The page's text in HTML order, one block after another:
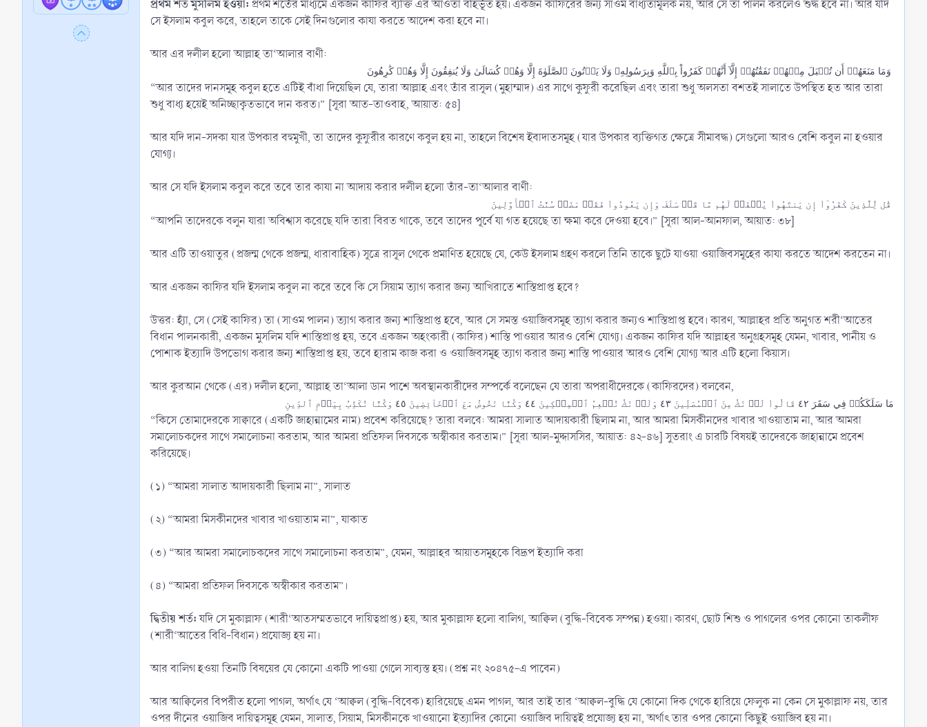
প্রথম শর্ত মুসলিম হওয়া: প্রথম শর্তের মাধ্যমে একজন কাফির ব্যক্তি এর আওতা বহির্ভূত হয়। একজন কাফিরের জন্য সাওম বাধ্যতামূলক নয়, আর সে তা পালন করলেও শুদ্ধ হবে না। আর যদি
সে ইসলাম কবুল করে, তাহলে তাকে সেই দিনগুলোর কাযা করতে আদেশ করা হবে না।
আর এর দলীল হলো আল্লাহ তা‘আলার বাণী:
“আর তাদের দানসমূহ কবুল হতে এটিই বাঁধা দিয়েছিল যে, তারা আল্লাহ এবং তাঁর রাসূল (মুহাম্মাদ) এর সাথে কুফুরী করেছিল এবং তারা শুধু অলসতা বশতই সালাতে উপস্থিত হত আর তারা
শুধু বাধ্য হয়েই অনিচ্ছাকৃতভাবে দান করত।” [সূরা আত-তাওবাহ, আয়াত: ৫৪]
আর যদি দান-সদকা যার উপকার বহুমুখী, তা তাদের কুফুরীর কারণে কবুল হয় না, তাহলে বিশেষ ইবাদাতসমূহ (যার উপকার ব্যক্তিগত ক্ষেত্রে সীমাবদ্ধ) সেগুলো আরও বেশি কবুল না হওয়ার
যোগ্য।
আর সে যদি ইসলাম কবুল করে তবে তার কাযা না আদায় করার দলীল হলো তাঁর-তা‘আলার বাণী:
“আপনি তাদেরকে বলুন যারা অবিশ্বাস করেছে যদি তারা বিরত থাকে, তবে তাদের পূর্বে যা গত হয়েছে তা ক্ষমা করে দেওয়া হবে।” [সূরা আল-আনফাল, আয়াত: ৩৮]
আর এটি তাওয়াতুর (প্রজন্ম থেকে প্রজন্ম, ধারাবাহিক) সূত্রে রাসূল থেকে প্রমাণিত হয়েছে যে, কেউ ইসলাম গ্রহণ করলে তিনি তাকে ছুটে যাওয়া ওয়াজিবসমূহের কাযা করতে আদেশ করতেন না।
আর একজন কাফির যদি ইসলাম কবুল না করে তবে কি সে সিয়াম ত্যাগ করার জন্য আখিরাতে শাস্তিপ্রাপ্ত হবে?
উত্তর: হ্যাঁ, সে (সেই কাফির) তা (সাওম পালন) ত্যাগ করার জন্য শাস্তিপ্রাপ্ত হবে, আর সে সমস্ত ওয়াজিবসমূহ ত্যাগ করার জন্যও শাস্তিপ্রাপ্ত হবে। কারণ, আল্লাহর প্রতি অনুগত শরী‘আতের
বিধান পালনকারী, একজন মুসলিম যদি শাস্তিপ্রাপ্ত হয়, তবে একজন অহংকারী (কাফির) শাস্তি পাওয়ার আরও বেশি যোগ্য। একজন কাফির যদি আল্লাহর অনুগ্রহসমূহ যেমন, খাবার, পানীয় ও
পোশাক ইত্যাদি উপভোগ করার জন্য শাস্তিপ্রাপ্ত হয়, তবে হারাম কাজ করা ও ওয়াজিবসমূহ ত্যাগ করার জন্য শাস্তি পাওয়ার আরও বেশি যোগ্য আর এটি হলো কিয়াস।
আর কুরআন থেকে (এর) দলীল হলো, আল্লাহ তা‘আলা ডান পাশে অবস্থানকারীদের সম্পর্কে বলেছেন যে তারা অপরাধীদেরকে (কাফিরদের) বলবেন,
مَا سَلَكَكُمۡ فِي سَقَرَ ٤٢ قَالُواْ لَمۡ نَكُ مِنَ ٱلۡمُصَلِّينَ ٤٣ وَلَمۡ نَكُ نُطۡعِمُ ٱلۡمِسۡكِينَ ٤٤ وَكُنَّا نَخُوضُ مَعَ ٱلۡخَآئِضِينَ ٤٥ وَكُنَّا نُكَذِّبُ بِيَوۡمِ ٱلدِّينِ
“কিসে তোমাদেরকে সাক্বারে (একটি জাহান্নামের নাম) প্রবেশ করিয়েছে? তারা বলবে: আমরা সালাত আদায়কারী ছিলাম না, আর আমরা মিসকীনদের খাবার খাওয়াতাম না, আর আমরা
সমালোচকদের সাথে সমালোচনা করতাম, আর আমরা প্রতিফল দিবসকে অস্বীকার করতাম।” [সূরা আল-মুদ্দাসসির, আয়াত: ৪২-৪৬] সুতরাং এ চারটি বিষয়ই তাদেরকে জাহান্নামে প্রবেশ
করিয়েছে।
(১) “আমরা সালাত আদায়কারী ছিলাম না”, সালাত
(২) “আমরা মিসকীনদের খাবার খাওয়াতাম না”, যাকাত
(৩) “আর আমরা সমালোচকদের সাথে সমালোচনা করতাম”, যেমন, আল্লাহর আয়াতসমূহকে বিদ্রূপ ইত্যাদি করা
(৪) “আমরা প্রতিফল দিবসকে অস্বীকার করতাম”।
দ্বিতীয় শর্ত:যদি সে মুকাল্লাফ (শারী‘আতসম্মতভাবে দায়িত্বপ্রাপ্ত) হয়, আর মুকাল্লাফ হলো বালিগ, আক্বিল (বুদ্ধি-বিবেক সম্পন্ন) হওয়া। কারণ, ছোট শিশু ও পাগলের ওপর কোনো তাকলীফ
(শারী‘আতের বিধি-বিধান) প্রযোজ্য হয় না।
আর বালিগ হওয়া তিনটি বিষয়ের যে কোনো একটি পাওয়া গেলে সাব্যস্ত হয়। (প্রশ্ন নং ২০৪৭৫-এ পাবেন)
আর আক্বিলের বিপরীত হলো পাগল, অর্থাৎ যে ‘আক্বল (বুদ্ধি-বিবেক) হারিয়েছে এমন পাগল, আর তাই তার ‘আক্বল-বুদ্ধি যে কোনো দিক থেকে হারিয়ে ফেলুক না কেন সে মুকাল্লাফ নয়, তার
ওপর দীনের ওয়াজিব দায়িত্বসমূহ যেমন, সালাত, সিয়াম, মিসকীনকে খাওয়ানো ইত্যাদির কোনো ওয়াজিব দায়িত্বই প্রযোজ্য হয় না, অর্থাৎ তার ওপর কোনো কিছুই ওয়াজিব হয় না।